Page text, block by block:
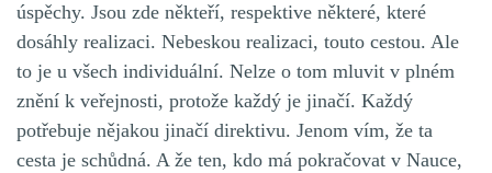
úspěchy. Jsou zde někteří, respektive některé, které
dosáhly realizaci. Nebeskou realizaci, touto cestou. Ale
to je u všech individuální. Nelze o tom mluvit v plném
znění k veřejnosti, protože každý je jinačí. Každý
potřebuje nějakou jinačí direktivu. Jenom vím, že ta
cesta je schůdná. A že ten, kdo má pokračovat v Nauce,